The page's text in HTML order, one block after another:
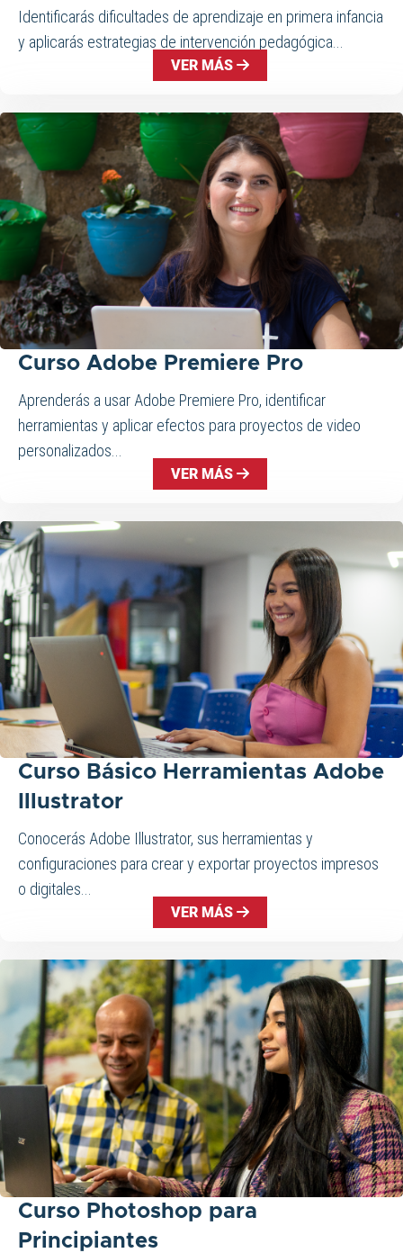
Identificarás dificultades de aprendizaje en primera infancia
y aplicarás estrategias de intervención pedagógica...
VER MÁS
Curso Adobe Premiere Pro
Aprenderás a usar Adobe Premiere Pro, identificar
herramientas y aplicar efectos para proyectos de video
personalizados...
VER MÁS
Curso Básico Herramientas Adobe
Illustrator
Conocerás Adobe Illustrator, sus herramientas y
configuraciones para crear y exportar proyectos impresos
o digitales...
VER MÁS
Curso Photoshop para
Principiantes